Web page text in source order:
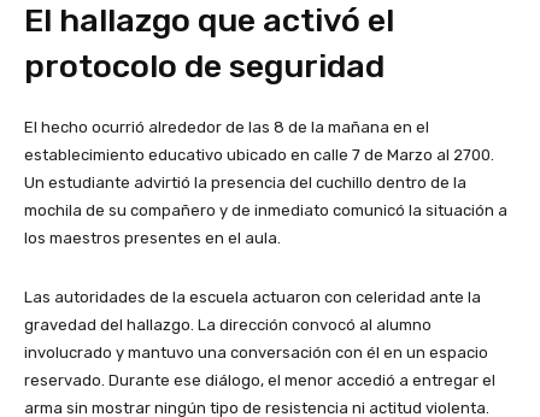
El hallazgo que activó el
protocolo de seguridad
El hecho ocurrió alrededor de las 8 de la mañana en el
establecimiento educativo ubicado en calle 7 de Marzo al 2700.
Un estudiante advirtió la presencia del cuchillo dentro de la
mochila de su compañero y de inmediato comunicó la situación a
los maestros presentes en el aula.
Las autoridades de la escuela actuaron con celeridad ante la
gravedad del hallazgo. La dirección convocó al alumno
involucrado y mantuvo una conversación con él en un espacio
reservado. Durante ese diálogo, el menor accedió a entregar el
arma sin mostrar ningún tipo de resistencia ni actitud violenta.